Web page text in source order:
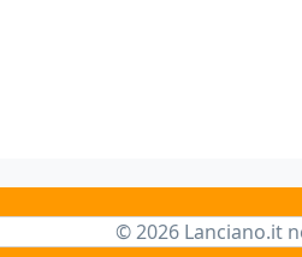
© 2026 Lanciano.it